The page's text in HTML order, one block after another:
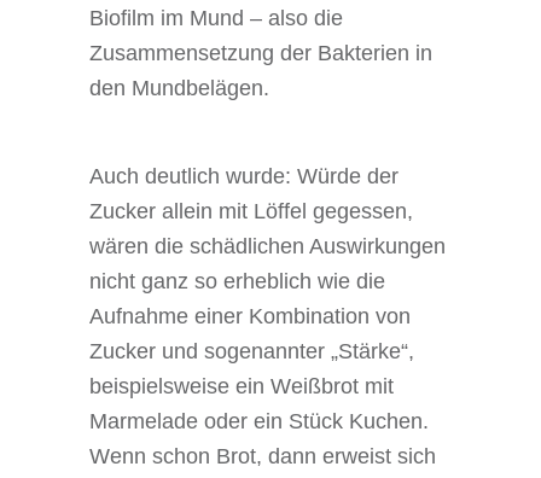
Biofilm im Mund – also die
Zusammensetzung der Bakterien in
den Mundbelägen.
Auch deutlich wurde: Würde der
Zucker allein mit Löffel gegessen,
wären die schädlichen Auswirkungen
nicht ganz so erheblich wie die
Aufnahme einer Kombination von
Zucker und sogenannter „Stärke“,
beispielsweise ein Weißbrot mit
Marmelade oder ein Stück Kuchen.
Wenn schon Brot, dann erweist sich